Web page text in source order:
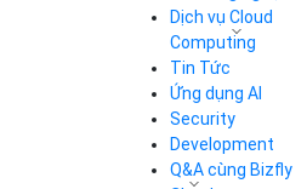
Bảng giá
Bảng giá
Dịch vụ Cloud
Computing
Cloud Server
CDN
Load Balancer
Auto Scaling
Container Registry
Tin Tức
Ứng dụng AI
Security
Development
Q&A cùng Bizfly